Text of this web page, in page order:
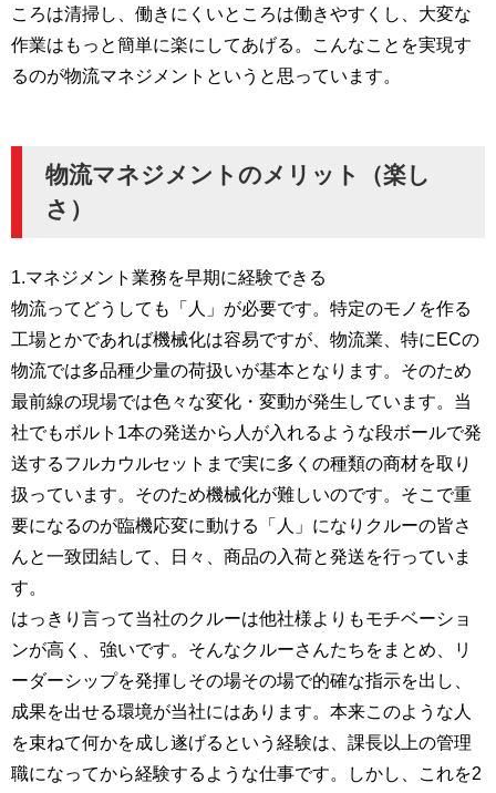
ころは清掃し、働きにくいところは働きやすくし、大変な
作業はもっと簡単に楽にしてあげる。こんなことを実現す
るのが物流マネジメントというと思っています。
物流マネジメントのメリット（楽し
さ）
1.マネジメント業務を早期に経験できる
物流ってどうしても「人」が必要です。特定のモノを作る
工場とかであれば機械化は容易ですが、物流業、特にECの
物流では多品種少量の荷扱いが基本となります。そのため
最前線の現場では色々な変化・変動が発生しています。当
社でもボルト1本の発送から人が入れるような段ボールで発
送するフルカウルセットまで実に多くの種類の商材を取り
扱っています。そのため機械化が難しいのです。そこで重
要になるのが臨機応変に動ける「人」になりクルーの皆さ
んと一致団結して、日々、商品の入荷と発送を行っていま
す。
はっきり言って当社のクルーは他社様よりもモチベーショ
ンが高く、強いです。そんなクルーさんたちをまとめ、リ
ーダーシップを発揮しその場その場で的確な指示を出し、
成果を出せる環境が当社にはあります。本来このような人
を束ねて何かを成し遂げるという経験は、課長以上の管理
職になってから経験するような仕事です。しかし、これを2